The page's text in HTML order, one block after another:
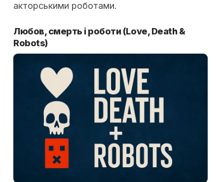
акторськими роботами.
Любов, смерть і роботи (Love, Death &
Robots)